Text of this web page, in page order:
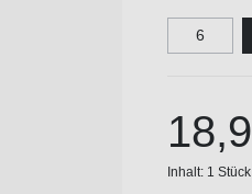
6
Inhalt: 1 Stück